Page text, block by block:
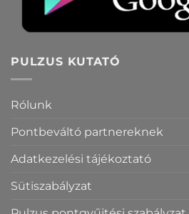
PULZUS KUTATÓ
Rólunk
Pontbeváltó partnereknek
Adatkezelési tájékoztató
Sütiszabályzat